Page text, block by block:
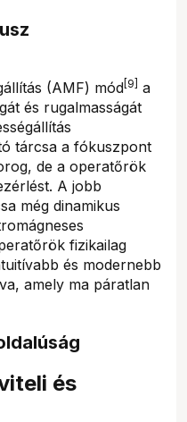
(AMF) mód[9] a
és rugalmasságát
tárcsa a fókuszpont
de a operatőrök
A jobb
még dinamikus
fizikailag
és modernebb
amely ma páratlan
és